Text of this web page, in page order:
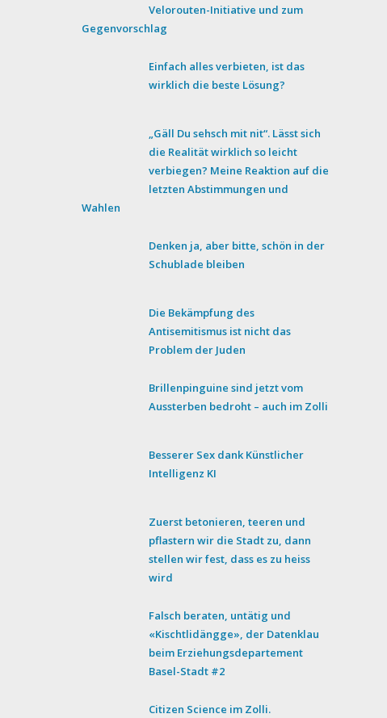
Velorouten-Initiative und zum
Gegenvorschlag
Einfach alles verbieten, ist das
wirklich die beste Lösung?
„Gäll Du sehsch mit nit“. Lässt sich
die Realität wirklich so leicht
verbiegen? Meine Reaktion auf die
letzten Abstimmungen und
Wahlen
Denken ja, aber bitte, schön in der
Schublade bleiben
Die Bekämpfung des
Antisemitismus ist nicht das
Problem der Juden
Brillenpinguine sind jetzt vom
Aussterben bedroht – auch im Zolli
Besserer Sex dank Künstlicher
Intelligenz KI
Zuerst betonieren, teeren und
pflastern wir die Stadt zu, dann
stellen wir fest, dass es zu heiss
wird
Falsch beraten, untätig und
«Kischtlidängge», der Datenklau
beim Erziehungsdepartement
Basel-Stadt #2
Citizen Science im Zolli.